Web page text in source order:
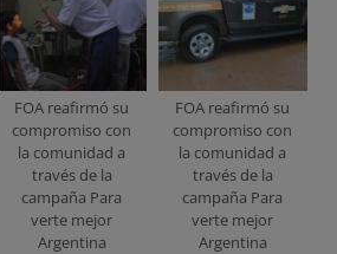
FOA reafirmó su
compromiso con
la comunidad a
través de la
campaña Para
verte mejor
Argentina
FOA reafirmó su
compromiso con
la comunidad a
través de la
campaña Para
verte mejor
Argentina